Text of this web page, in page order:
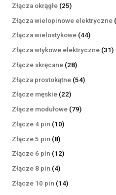
Złącza okrągłe 2525
produktów
Złącza wielopinowe elektryczne
Złącza wielostykowe 4444
produkty
Złącza wtykowe elektryczne 3131
Złącze skręcane 2828
produktów
Złącza prostokątne 5454
Złącze męskie 2222
produkty
Złącze modułowe 7979
Złącze 4 pin 1010
Złącze 5 pin 88
produktów
Złącze 6 pin 1212
Złącze 8 pin 44
produkty
Złącze 10 pin 1414